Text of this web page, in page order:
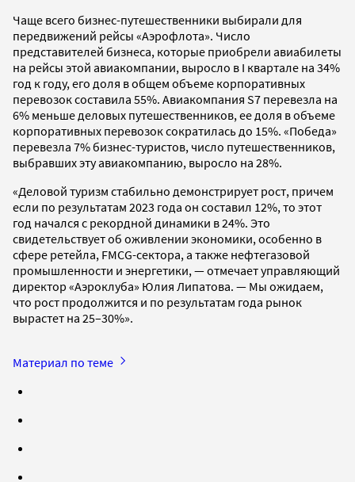
Чаще всего бизнес-путешественники выбирали для
передвижений рейсы «Аэрофлота». Число
представителей бизнеса, которые приобрели авиабилеты
на рейсы этой авиакомпании, выросло в I квартале на 34%
год к году, его доля в общем объеме корпоративных
перевозок составила 55%. Авиакомпания S7 перевезла на
6% меньше деловых путешественников, ее доля в объеме
корпоративных перевозок сократилась до 15%. «Победа»
перевезла 7% бизнес-туристов, число путешественников,
выбравших эту авиакомпанию, выросло на 28%.
«Деловой туризм стабильно демонстрирует рост, причем
если по результатам 2023 года он составил 12%, то этот
год начался с рекордной динамики в 24%. Это
свидетельствует об оживлении экономики, особенно в
сфере ретейла, FMCG-сектора, а также нефтегазовой
промышленности и энергетики, — отмечает управляющий
директор «Аэроклуба» Юлия Липатова. — Мы ожидаем,
что рост продолжится и по результатам года рынок
вырастет на 25–30%».
Материал по теме